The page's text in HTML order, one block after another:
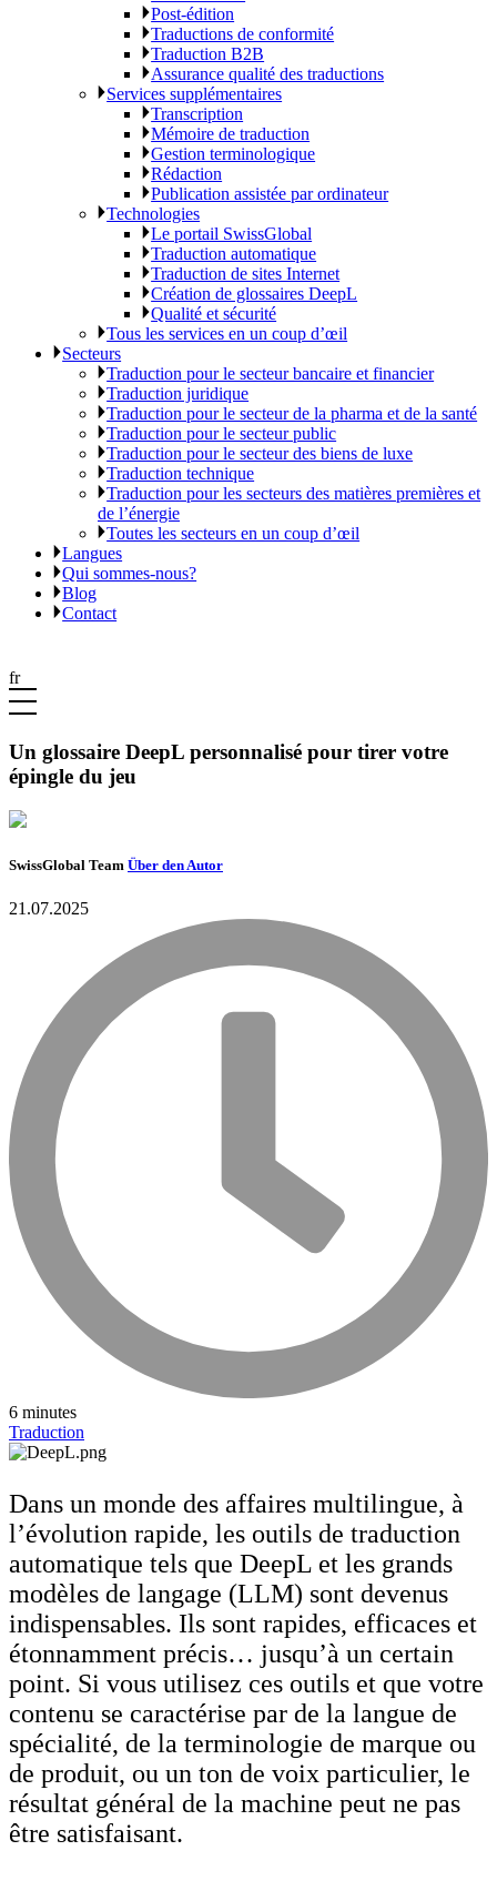
Post-édition
Traductions de conformité
Traduction B2B
Assurance qualité des traductions
Services supplémentaires
Transcription
Mémoire de traduction
Gestion terminologique
Rédaction
Publication assistée par ordinateur
Technologies
Le portail SwissGlobal
Traduction automatique
Traduction de sites Internet
Création de glossaires DeepL
Qualité et sécurité
Tous les services en un coup d’œil
Secteurs
Traduction pour le secteur bancaire et financier
Traduction juridique
Traduction pour le secteur de la pharma et de la santé
Traduction pour le secteur public
Traduction pour le secteur des biens de luxe
Traduction technique
Traduction pour les secteurs des matières premières et
de l’énergie
Toutes les secteurs en un coup d’œil
Langues
Qui sommes-nous?
Blog
Contact
fr
Un glossaire DeepL personnalisé pour tirer votre
épingle du jeu
SwissGlobal Team Über den Autor
21.07.2025
6 minutes
Traduction
Dans un monde des affaires multilingue, à
l’évolution rapide, les outils de traduction
automatique tels que DeepL et les grands
modèles de langage (LLM) sont devenus
indispensables. Ils sont rapides, efficaces et
étonnamment précis… jusqu’à un certain
point. Si vous utilisez ces outils et que votre
contenu se caractérise par de la langue de
spécialité, de la terminologie de marque ou
de produit, ou un ton de voix particulier, le
résultat général de la machine peut ne pas
être satisfaisant.